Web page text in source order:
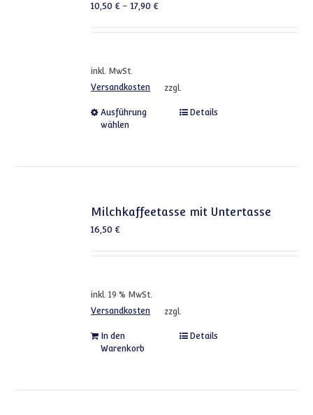
10,50€–17,90€
inkl. MwSt.
zzgl.
Versandkosten
Ausführung
wählen
Dieses Produkt weist
Details
Milchkaffeetasse mit Untertasse
16,50€
inkl. 19 % MwSt.
zzgl.
Versandkosten
In den
Warenkorb
Details